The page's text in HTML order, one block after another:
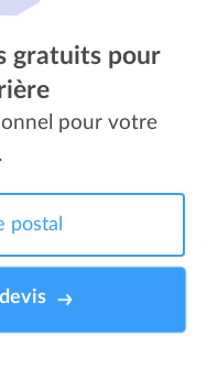
gratuits pour
pour votre